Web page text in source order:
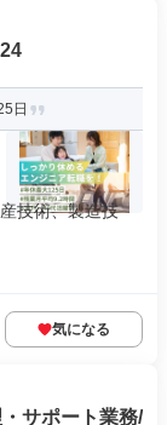
日
技術、製造技
気になる
サポート業務/